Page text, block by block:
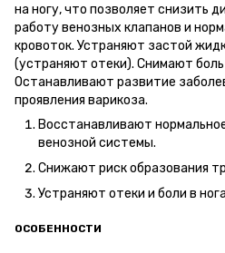
на ногу, что позволяет снизить
работу венозных клапанов и
кровоток. Устраняют застой
(устраняют отеки). Снимают боль
Останавливают развитие
проявления варикоза.
Восстанавливают
венозной системы.
Снижают риск образования
Устраняют отеки и боли в
ОСОБЕННОСТИ